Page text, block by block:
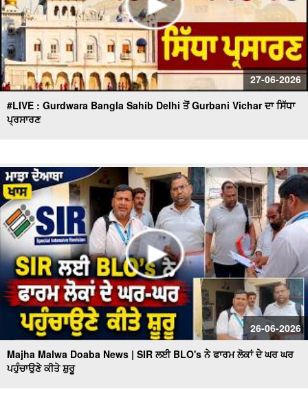
27-06-2026
#LIVE : Gurdwara Bangla Sahib Delhi ਤੋਂ Gurbani Vichar ਦਾ ਸਿੱਧਾ
ਪ੍ਰਸਾਰਣ
26-06-2026
Majha Malwa Doaba News | SIR ਲਈ BLO's ਨੇ ਫਾਰਮ ਲੋਕਾਂ ਦੇ ਘਰ ਘਰ
ਪਹੁੰਚਾਉਣੇ ਕੀਤੇ ਸ਼ੁਰੂ